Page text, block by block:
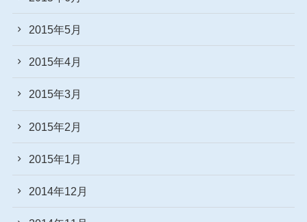
2015年5月
2015年4月
2015年3月
2015年2月
2015年1月
2014年12月